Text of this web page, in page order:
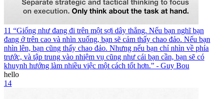
11 “Giống như đang đi trên một sợi dây thẳng. Nếu bạn nghĩ bạn
đang ở trên cao và nhìn xuống, bạn sẽ cảm thấy chao đảo. Nếu bạn
nhìn lên, bạn cũng thấy chao đảo. Nhưng nếu bạn chỉ nhìn về phía
trước, và tập trung vào nhiệm vụ cũng như cái bạn cần, bạn sẽ có
khuynh hướng làm nhiều việc một cách tốt hơn.” - Guy Bou
hello
14